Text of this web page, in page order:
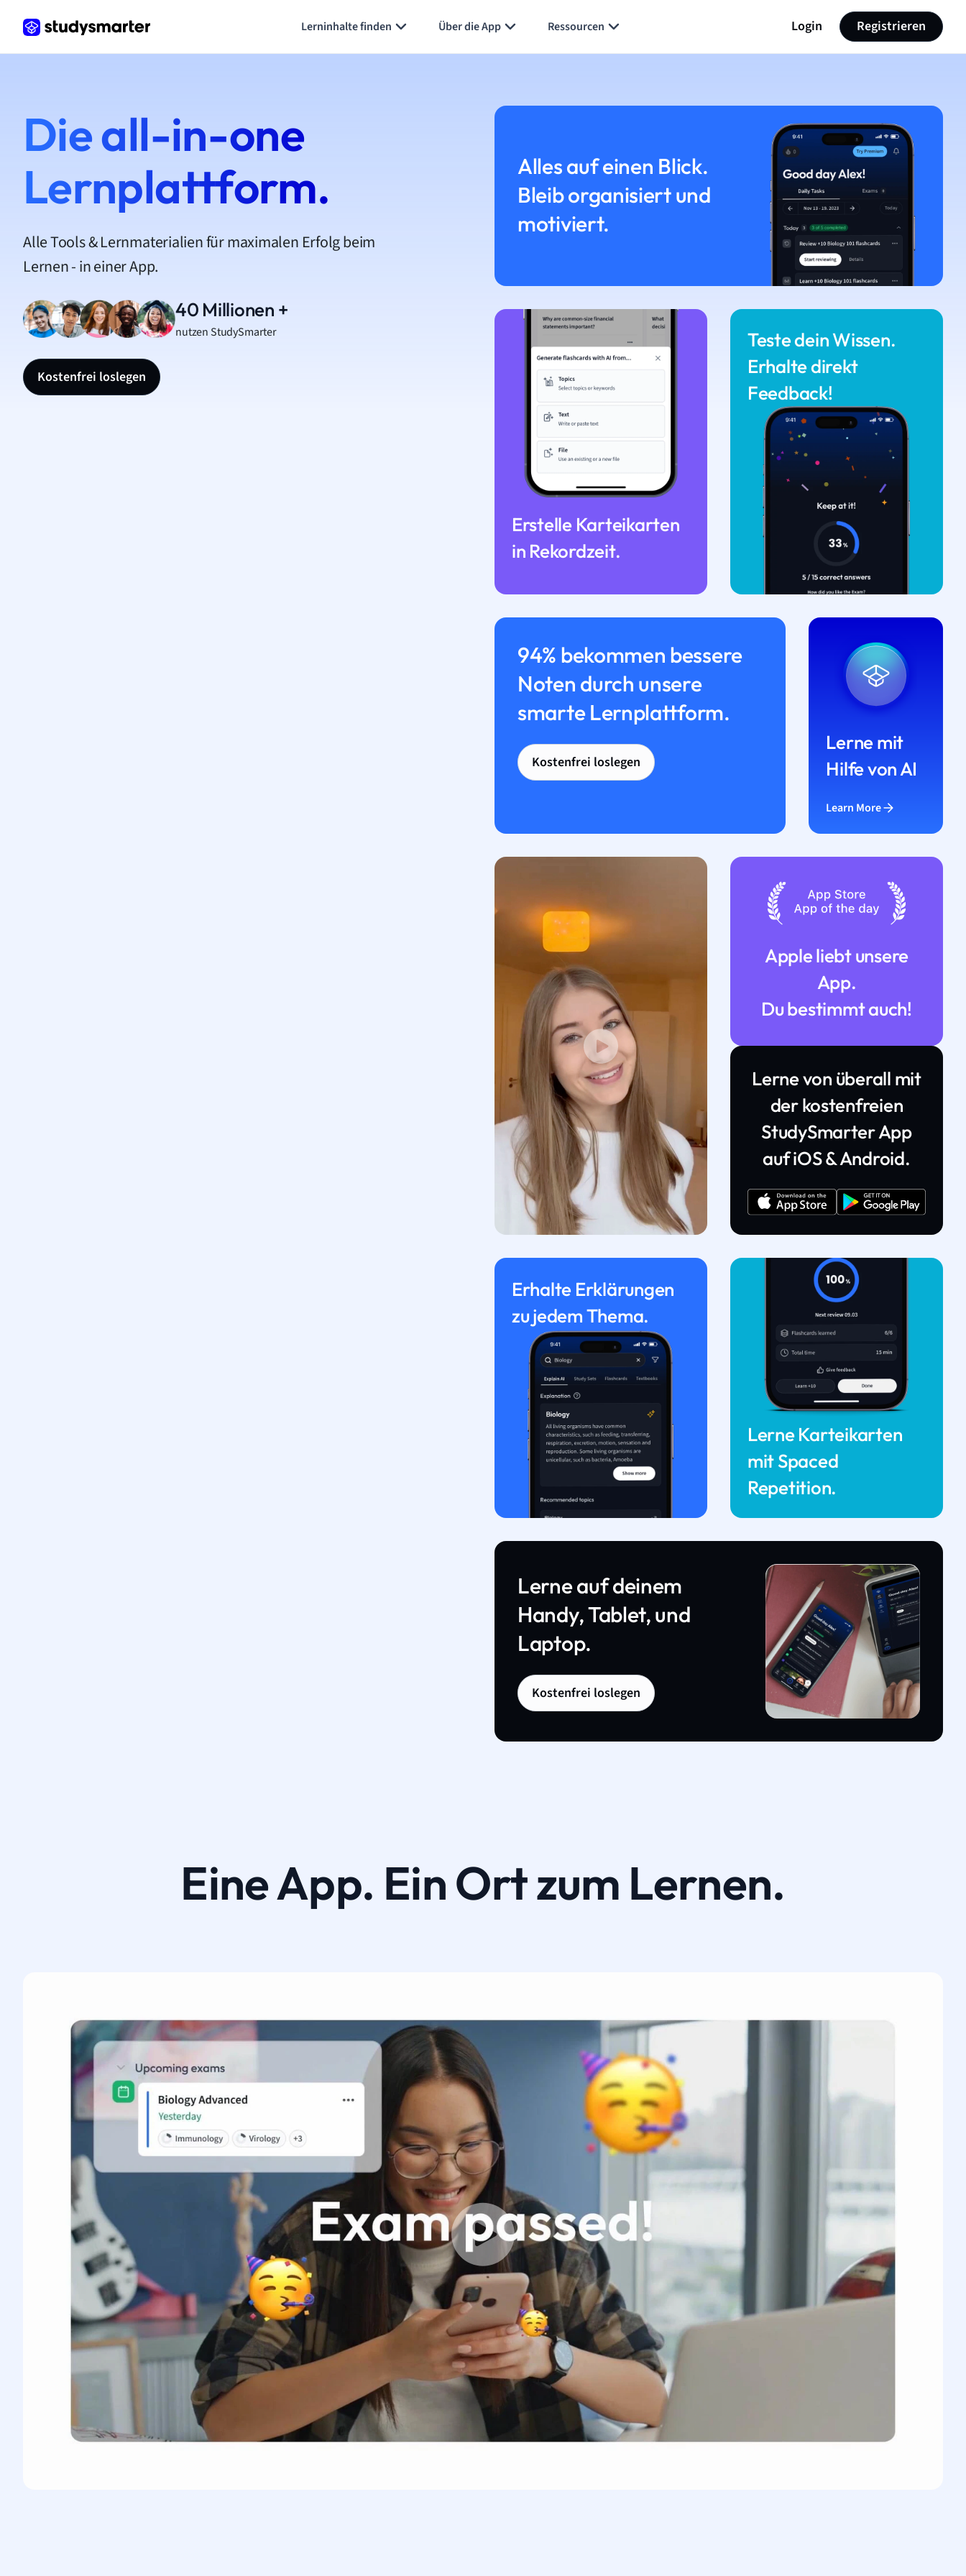
Lerninhalte finden Über die App Ressourcen Login Registrieren
Die all-in-one
Lernplattform.
Alle Tools & Lernmaterialien für maximalen Erfolg beim
Lernen - in einer App.
40 Millionen +
nutzen StudySmarter
Kostenfrei loslegen
Alles auf einen Blick.
Bleib organisiert und
motiviert.
Erstelle Karteikarten
in Rekordzeit.
Teste dein Wissen.
Erhalte direkt
Feedback!
94% bekommen bessere
Noten durch unsere
smarte Lernplattform.
Kostenfrei loslegen
Lerne mit
Hilfe von AI
Learn More
Apple liebt unsere
App.
Du bestimmt auch!
Lerne von überall mit
der kostenfreien
StudySmarter App
auf iOS & Android.
Erhalte Erklärungen
zu jedem Thema.
Lerne Karteikarten
mit Spaced
Repetition.
Lerne auf deinem
Handy, Tablet, und
Laptop.
Kostenfrei loslegen
Eine App. Ein Ort zum Lernen.